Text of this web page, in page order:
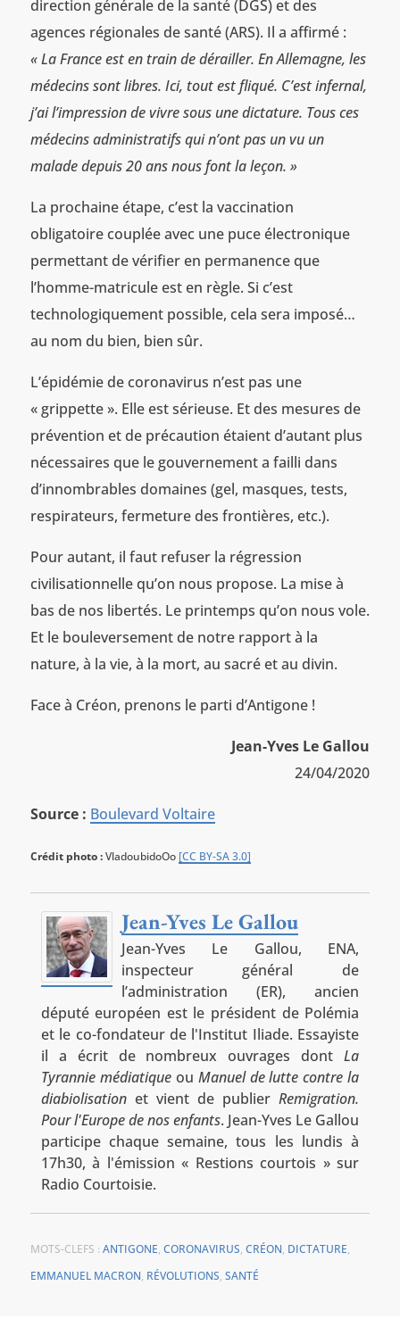
direction générale de la santé (DGS) et des
agences régionales de santé (ARS). Il a affirmé :
« La France est en train de dérailler. En Allemagne, les
médecins sont libres. Ici, tout est fliqué. C’est infernal,
j’ai l’impression de vivre sous une dictature. Tous ces
médecins administratifs qui n’ont pas un vu un
malade depuis 20 ans nous font la leçon. »
La prochaine étape, c’est la vaccination
obligatoire couplée avec une puce électronique
permettant de vérifier en permanence que
l’homme-matricule est en règle. Si c’est
technologiquement possible, cela sera imposé…
au nom du bien, bien sûr.
L’épidémie de coronavirus n’est pas une
« grippette ». Elle est sérieuse. Et des mesures de
prévention et de précaution étaient d’autant plus
nécessaires que le gouvernement a failli dans
d’innombrables domaines (gel, masques, tests,
respirateurs, fermeture des frontières, etc.).
Pour autant, il faut refuser la régression
civilisationnelle qu’on nous propose. La mise à
bas de nos libertés. Le printemps qu’on nous vole.
Et le bouleversement de notre rapport à la
nature, à la vie, à la mort, au sacré et au divin.
Face à Créon, prenons le parti d’Antigone !
Jean-Yves Le Gallou
24/04/2020
Source : Boulevard Voltaire
Crédit photo :VladoubidoOo [CC BY-SA 3.0]
Jean-Yves Le Gallou
Jean-Yves Le Gallou, ENA,
inspecteur général de
l’administration (ER), ancien
député européen est le président de Polémia
et le co-fondateur de l'Institut Iliade. Essayiste
il a écrit de nombreux ouvrages dontLa
Tyrannie médiatiqueou Manuel de lutte contre la
diabiolisationet vient de publierRemigration.
Pour l'Europe de nos enfants. Jean-Yves Le Gallou
participe chaque semaine, tous les lundis à
17h30, à l'émission « Restions courtois » sur
Radio Courtoisie.
MOTS-CLEFS : ANTIGONE, CORONAVIRUS, CRÉON, DICTATURE,
EMMANUEL MACRON, RÉVOLUTIONS, SANTÉ